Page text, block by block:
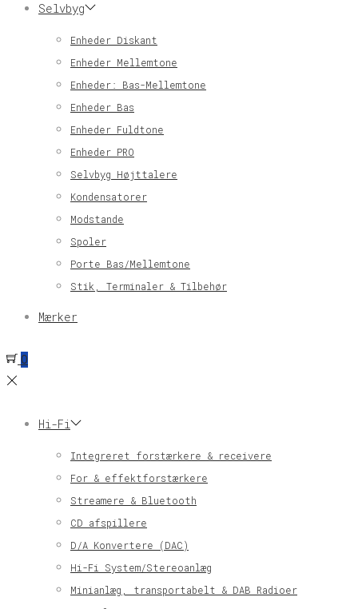
Selvbyg
Enheder Diskant
Enheder Mellemtone
Enheder: Bas-Mellemtone
Enheder Bas
Enheder Fuldtone
Enheder PRO
Selvbyg Højttalere
Kondensatorer
Modstande
Spoler
Porte Bas/Mellemtone
Stik, Terminaler & Tilbehør
Mærker
0
Hi-Fi
Integreret forstærkere & receivere
For & effektforstærkere
Streamere & Bluetooth
CD afspillere
D/A Konvertere (DAC)
Hi-Fi System/Stereoanlæg
Minianlæg, transportabelt & DAB Radioer